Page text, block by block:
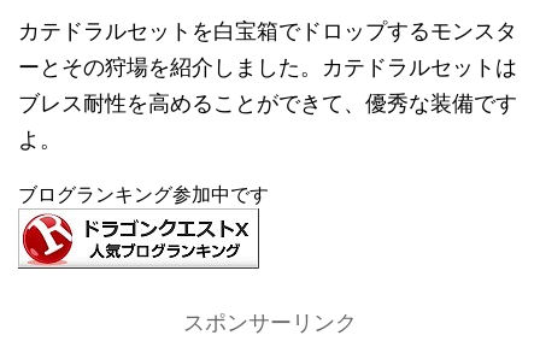
カテドラルセットを白宝箱でドロップするモンスタ
ーとその狩場を紹介しました。カテドラルセットは
ブレス耐性を高めることができて、優秀な装備です
よ。
ブログランキング参加中です
スポンサーリンク